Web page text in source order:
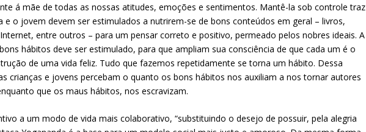
á mãe de todas as nossas atitudes, emoções e sentimentos. Mantê-la sob controle traz
e o jovem devem ser estimulados a nutrirem-se de bons conteúdos em geral – livros,
entre outros – para um pensar correto e positivo, permeado pelos nobres ideais. A
hábitos deve ser estimulado, para que ampliam sua consciência de que cada um é o
de uma vida feliz. Tudo que fazemos repetidamente se torna um hábito. Dessa
crianças e jovens percebam o quanto os bons hábitos nos auxiliam a nos tornar autores
que os maus hábitos, nos escravizam.
a um modo de vida mais colaborativo, “substituindo o desejo de possuir, pela alegria